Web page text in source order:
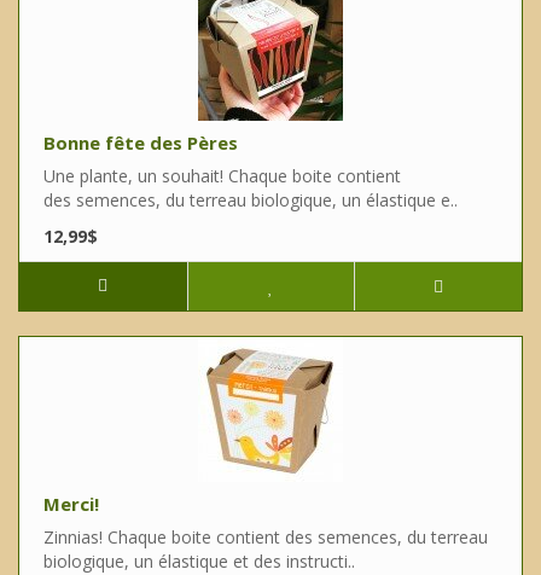
Bonne fête des Pères
Une plante, un souhait! Chaque boite contient
des semences, du terreau biologique, un élastique e..
12,99$
Merci!
Zinnias! Chaque boite contient des semences, du terreau
biologique, un élastique et des instructi..